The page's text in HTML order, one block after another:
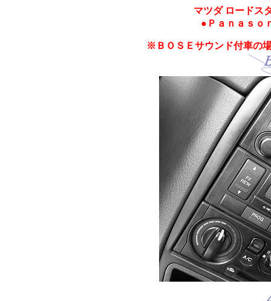
マツダ ロードス
●Ｐａｎａｓｏ
※ＢＯＳＥサウンド付車の